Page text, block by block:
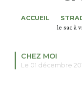
ALTER
ACCUEIL
le sac à
CHEZ MOI
Le 01 décembre